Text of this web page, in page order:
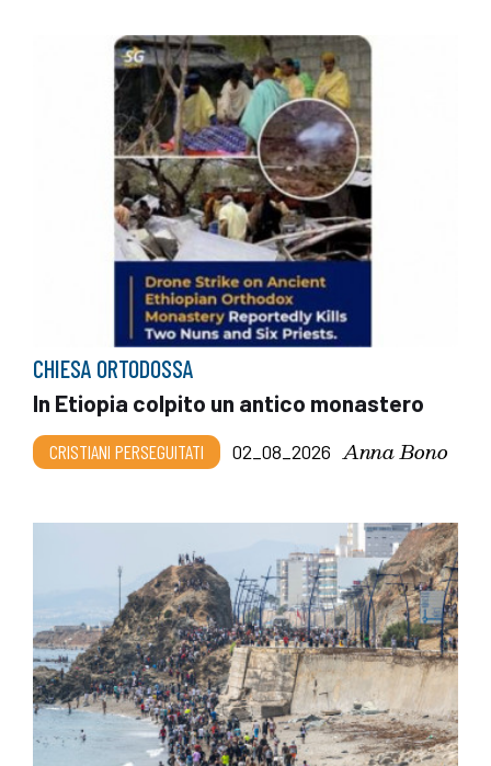
CHIESA ORTODOSSA
In Etiopia colpito un antico monastero
CRISTIANI PERSEGUITATI 02_08_2026 Anna Bono